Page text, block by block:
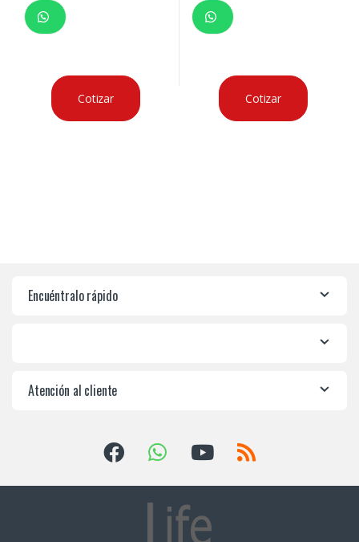
Cotizar Cotizar
Encuéntralo rápido
Atención al cliente